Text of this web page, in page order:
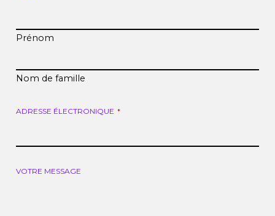
Prénom
Nom de famille
ADRESSE ÉLECTRONIQUE *
VOTRE MESSAGE